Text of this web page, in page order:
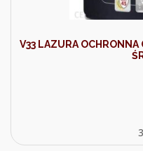
V33 LAZURA OCHRONNA